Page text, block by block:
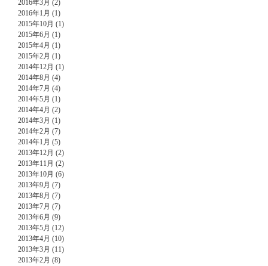
2016年3月 (2)
2016年1月 (1)
2015年10月 (1)
2015年6月 (1)
2015年4月 (1)
2015年2月 (1)
2014年12月 (1)
2014年8月 (4)
2014年7月 (4)
2014年5月 (1)
2014年4月 (2)
2014年3月 (1)
2014年2月 (7)
2014年1月 (5)
2013年12月 (2)
2013年11月 (2)
2013年10月 (6)
2013年9月 (7)
2013年8月 (7)
2013年7月 (7)
2013年6月 (9)
2013年5月 (12)
2013年4月 (10)
2013年3月 (11)
2013年2月 (8)